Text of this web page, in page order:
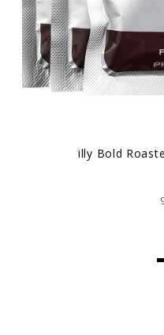
illy Bold